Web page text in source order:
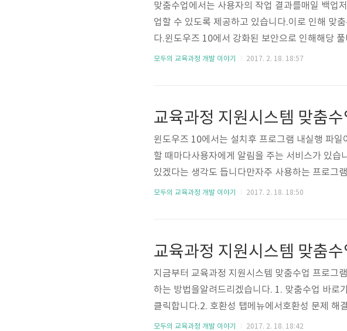
맞춤수업에서는 사용자의 작업 결과를매일 백업
업할 수 있도록 제공하고 있습니다.이로 인해 맞
다.윈도우즈 10에서 강화된 보안으로 인해해당
창없이 종료될 것입니다. 1. 맞춤수업 설치 폴더
합니다.
모두의 교육과정 개발 이야기 2017. 2. 18. 18:57
윈도우즈 10에서는 설치후 프로그램 내실행 파
할 때마다사용자에게 알림을 주는 서비스가 있
있겠다는 생각도 듭니다만자주 사용하는 프로그
방법을 순서대로 실행하시면 실행시마다 알림창
모두의 교육과정 개발 이야기 2017. 2. 18. 18:50
지금부터 교육과정 지원시스템 맞춤수업 프로그
하는 방법을알려드리겠습니다. 1. 맞춤수업 바로
클릭합니다.2. 호환성 탭메뉴에서호환성 문제 해
램 테스트를 클릭하시고맞춤수업을 실행하신 다
모두의 교육과정 개발 이야기 2017. 2. 18. 18:42